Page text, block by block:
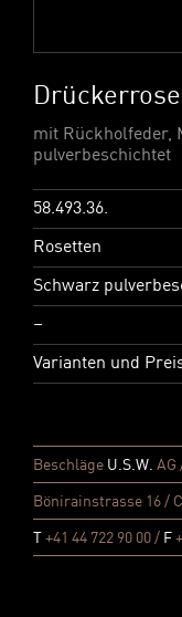
mit Rückholfeder,
pulverbeschichtet
58.493.36.
Rosetten
Schwarz
–
Varianten und
Beschläge U.S.W. AG
Bönirainstrasse 16 /
+41 44 722 90 00 / F